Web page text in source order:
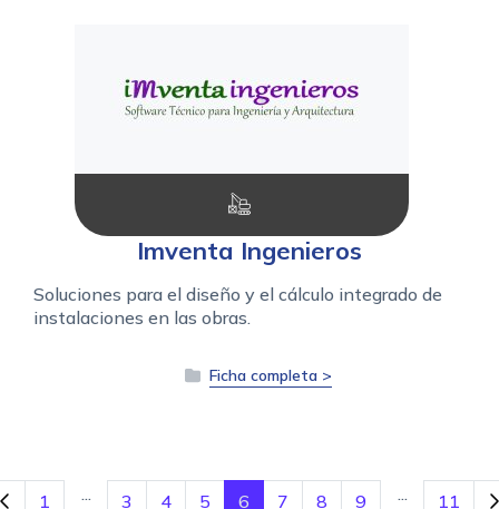
Imventa Ingenieros
Soluciones para el diseño y el cálculo integrado de
instalaciones en las obras.
Ficha completa >
1 3 4 5 6 7 8 9 11